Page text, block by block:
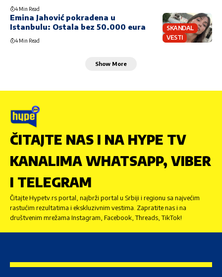
4 Min Read
SKANDAL
VESTI
Emina Jahović pokradena u
Istanbulu: Ostala bez 50.000 eura
4 Min Read
Show More
ČITAJTE NAS I NA HYPE TV
KANALIMA WHATSAPP, VIBER
I TELEGRAM
Čitajte Hypetv.rs portal, najbrži portal u Srbiji i regionu sa najvećim
rastućim rezultatima i ekskluzivnim vestima. Zapratite nas i na
društvenim mrežama Instagram, Facebook, Threads, TikTok!